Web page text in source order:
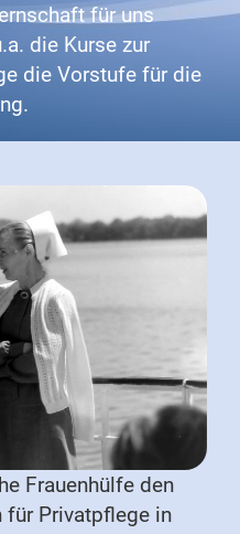
für uns
die Kurse zur
die Vorstufe für die
Frauenhülfe den
für Privatpflege in